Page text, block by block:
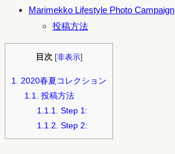
Marimekko Lifestyle Photo Campaign
投稿方法
目次 [非表示]
1.
2020春夏コレクション
1.1.
投稿方法
1.1.1.
Step 1:
1.1.2. Step 2: